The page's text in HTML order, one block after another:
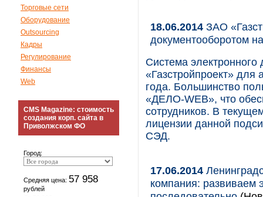
Торговые сети
Оборудование
Outsourcing
Кадры
Регулирование
Финансы
Web
CMS Magazine: стоимость
создания корп. сайта в
Приволжском ФО
Город:
Средняя цена: 57 958
рублей
18.06.2014 ЗАО
документооборотом
Система
«Газстройпроект» для
года. Большинство
«ДЕЛО-WEB», что
сотрудников. В
лицензии данной
СЭД.
17.06.2014
компания: